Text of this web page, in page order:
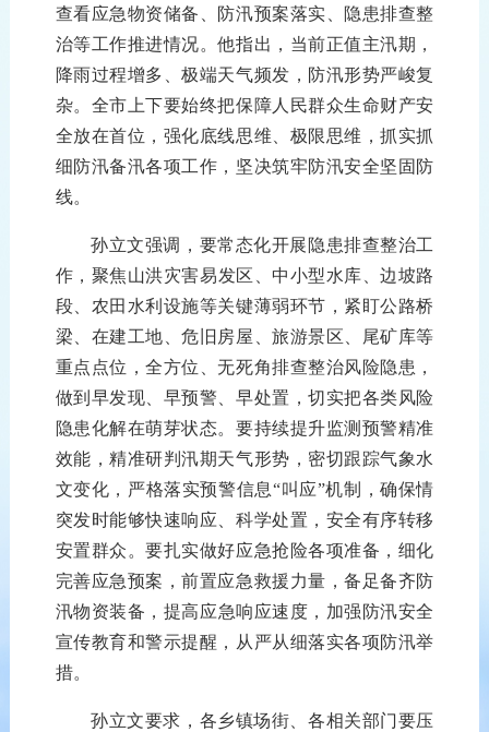
查看应急物资储备 、防汛预案落实
隐患排查整
治等工作推进情况。他指出，当前正值主汛期，
降雨过程增多、极端天气频发，防汛形势严峻复
杂。全市上下要始终把保障人民群众生命财产安
全放在首位，强化底线思维、极限思维，抓实抓
细防汛备汛各项工作， 坚决筑牢防汛安全坚固防
线。
孙立文强调，要常态化开展隐患排查整治工
作 ， 聚焦山洪灾害易发区 、中小型水库、边坡路
段、农田水利 设施等关键薄弱环节 ， 紧盯公路桥
梁
在建工地、危旧房屋、旅游景区、尾矿库等
重点 点位，全方位、无死角排查整治风险隐患，
做到早发现、早预警、早处置，切实把各类风险
隐患化解在萌芽状态。要持续提升监测预警精准
效能 ，精准研判汛期天气形势，密切跟踪气象水
文变化，严格落实预警信息“叫应”机制，确保情
突发时能够快速响应、科学处置，安全有序转移
安置群众。要扎实做好应急抢险各项准备，细化
完善应急预案，前置应急救援力量，备足备齐防
汛物资装备 ，提高应急响应速度，加强 防汛安全
宣传教育和警示提醒， 从严从细落实各项防汛举
措。
孙立文要求，各乡镇场街、各相关部门要压